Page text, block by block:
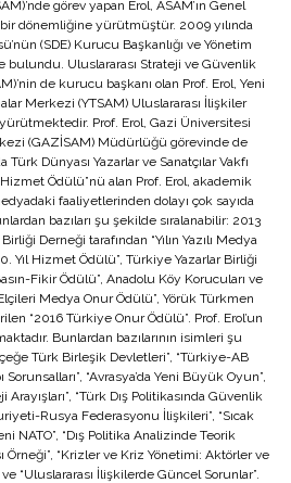
görev yapan Erol, ASAM’ın Genel
dönemliğine yürütmüştür. 2009 yılında
(SDE) Kurucu Başkanlığı ve Yönetim
Uluslararası Strateji ve Güvenlik
de kurucu başkanı olan Prof. Erol, Yeni
Merkezi (YTSAM) Uluslararası İlişkiler
yürütmektedir. Prof. Erol, Gazi Üniversitesi
(GAZİSAM) Müdürlüğü görevinde de
Dünyası Yazarlar ve Sanatçılar Vakfı
Hizmet Ödülü”nü alan Prof. Erol, akademik
faaliyetlerinden dolayı çok sayıda
bazıları şu şekilde sıralanabilir: 2013
Derneği tarafından “Yılın Yazılı Medya
Yıl Hizmet Ödülü”, Türkiye Yazarlar Birliği
Fikir Ödülü”, Anadolu Köy Korucuları ve
Medya Onur Ödülü”, Yörük Türkmen
“2016 Türkiye Onur Ödülü”. Prof. Erol’un
Bunlardan bazılarının isimleri şu
Türk Birleşik Devletleri”, “Türkiye-AB
“Avrasya’da Yeni Büyük Oyun”,
Arayışları”, “Türk Dış Politikasında Güvenlik
Rusya Federasyonu İlişkileri”, “Sıcak
NATO”, “Dış Politika Analizinde Teorik
Örneği”, “Krizler ve Kriz Yönetimi: Aktörler ve
“Uluslararası İlişkilerde Güncel Sorunlar”.